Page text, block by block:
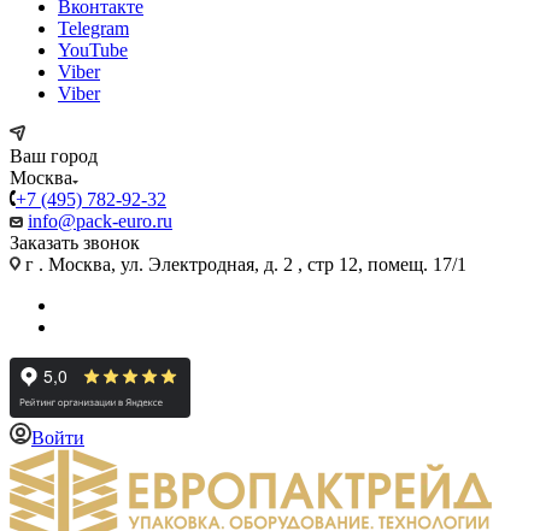
Вконтакте
Telegram
YouTube
Viber
Viber
Ваш город
Москва
+7 (495) 782-92-32
info@pack-euro.ru
Заказать звонок
г . Москва, ул. Электродная, д. 2 , стр 12, помещ. 17/1
Войти